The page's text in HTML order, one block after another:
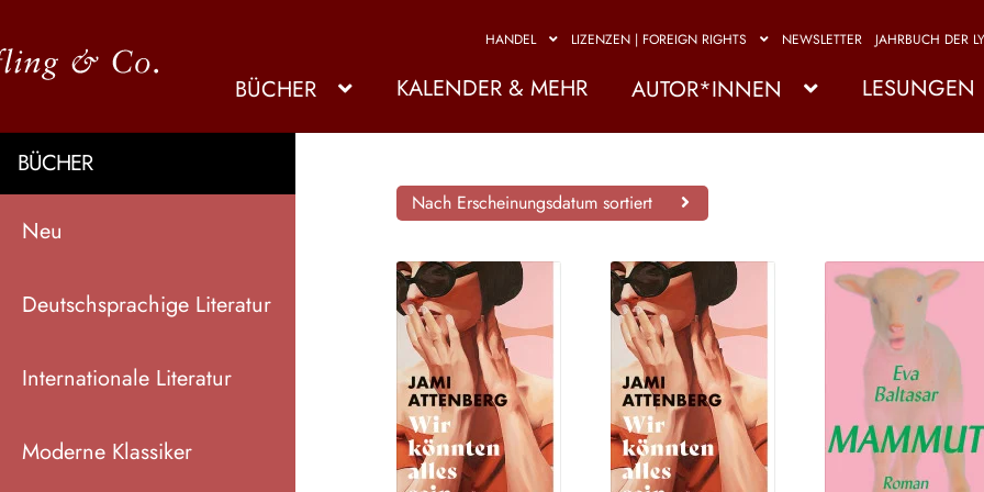
HANDEL LIZENZEN | FOREIGN RIGHTS NEWSLETTER JAHRBUCH DER
BÜCHER KALENDER & MEHR AUTOR*INNEN LESUNGEN
BÜCHER
Neu
Deutschsprachige Literatur
Internationale Literatur
Moderne Klassiker
Nach Erscheinungsdatum sortiert